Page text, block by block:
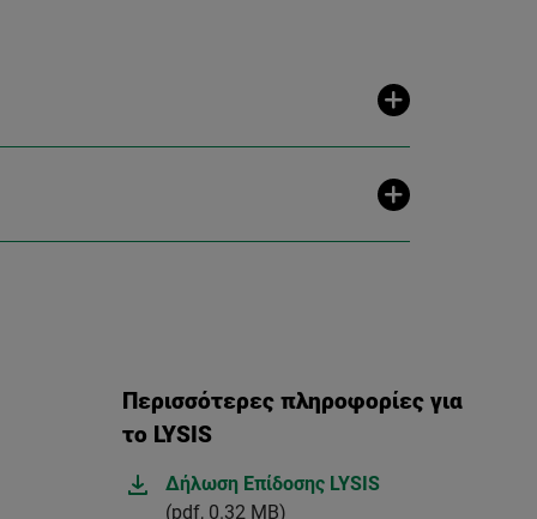
Περισσότερες πληροφορίες για
το LYSIS
Δήλωση Επίδοσης LYSIS
(pdf, 0.32 MB)